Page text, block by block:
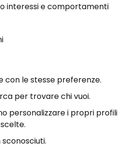
interessi e comportamenti
con le stesse preferenze.
per trovare chi vuoi.
personalizzare i propri profili